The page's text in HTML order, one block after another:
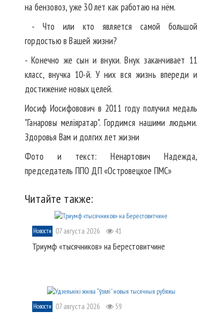
на бензовоз, уже 30 лет как работаю на нём. ⠀
- Что или кто является самой большой
гордостью в Вашей жизни?⠀
- Конечно же сын и внуки. Внук заканчивает 11
класс, внучка 10-й. У них вся жизнь впереди и
достижение новых целей. ⠀
Иосиф Иосифовович в 2011 году получил медаль
"Ганаровы мелiяратар". Гордимся нашими людьми.
Здоровья Вам и долгих лет жизни
Фото и текст: Ненартович Надежда,
председатель ППО ДП «Островецкое ПМС»
Читайте также:
Новости 07 августа 2026 41
Триумф «тысячников» на Берестовитчине
Новости 07 августа 2026 59